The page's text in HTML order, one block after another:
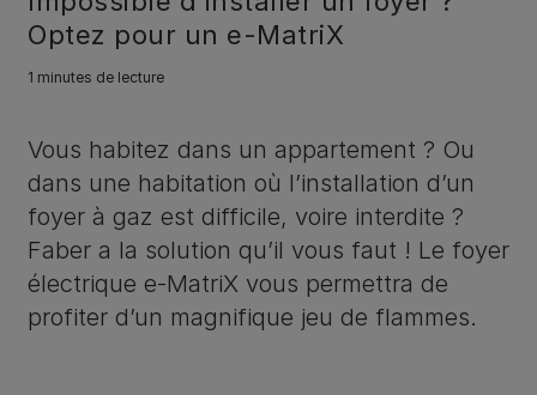
Optez pour un e-MatriX
1 minutes de lecture
Vous habitez dans un appartement ? Ou
dans une habitation où l’installation d’un
foyer à gaz est difficile, voire interdite ?
Faber a la solution qu’il vous faut ! Le foyer
électrique e-MatriX vous permettra de
profiter d’un magnifique jeu de flammes.